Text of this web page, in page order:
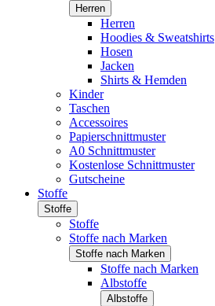
Herren
Herren
Hoodies & Sweatshirts
Hosen
Jacken
Shirts & Hemden
Kinder
Taschen
Accessoires
Papierschnittmuster
A0 Schnittmuster
Kostenlose Schnittmuster
Gutscheine
Stoffe
Stoffe
Stoffe
Stoffe nach Marken
Stoffe nach Marken
Stoffe nach Marken
Albstoffe
Albstoffe